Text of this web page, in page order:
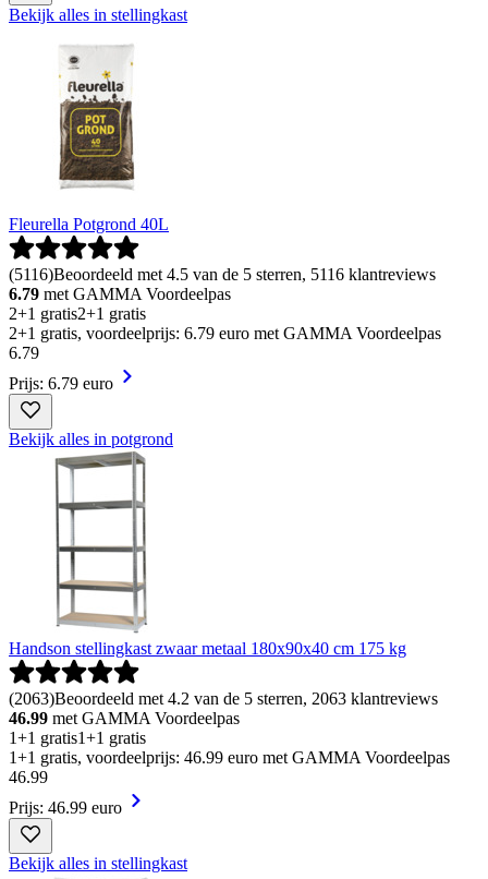
Bekijk alles in stellingkast
Fleurella Potgrond 40L
(5116)Beoordeeld met 4.5 van de 5 sterren, 5116 klantreviews
6.79 met GAMMA Voordeelpas
2+1 gratis2+1 gratis
2+1 gratis, voordeelprijs: 6.79 euro met GAMMA Voordeelpas
6.79
Prijs: 6.79 euro
Bekijk alles in potgrond
Handson stellingkast zwaar metaal 180x90x40 cm 175 kg
(2063)Beoordeeld met 4.2 van de 5 sterren, 2063 klantreviews
46.99 met GAMMA Voordeelpas
1+1 gratis1+1 gratis
1+1 gratis, voordeelprijs: 46.99 euro met GAMMA Voordeelpas
46.99
Prijs: 46.99 euro
Bekijk alles in stellingkast